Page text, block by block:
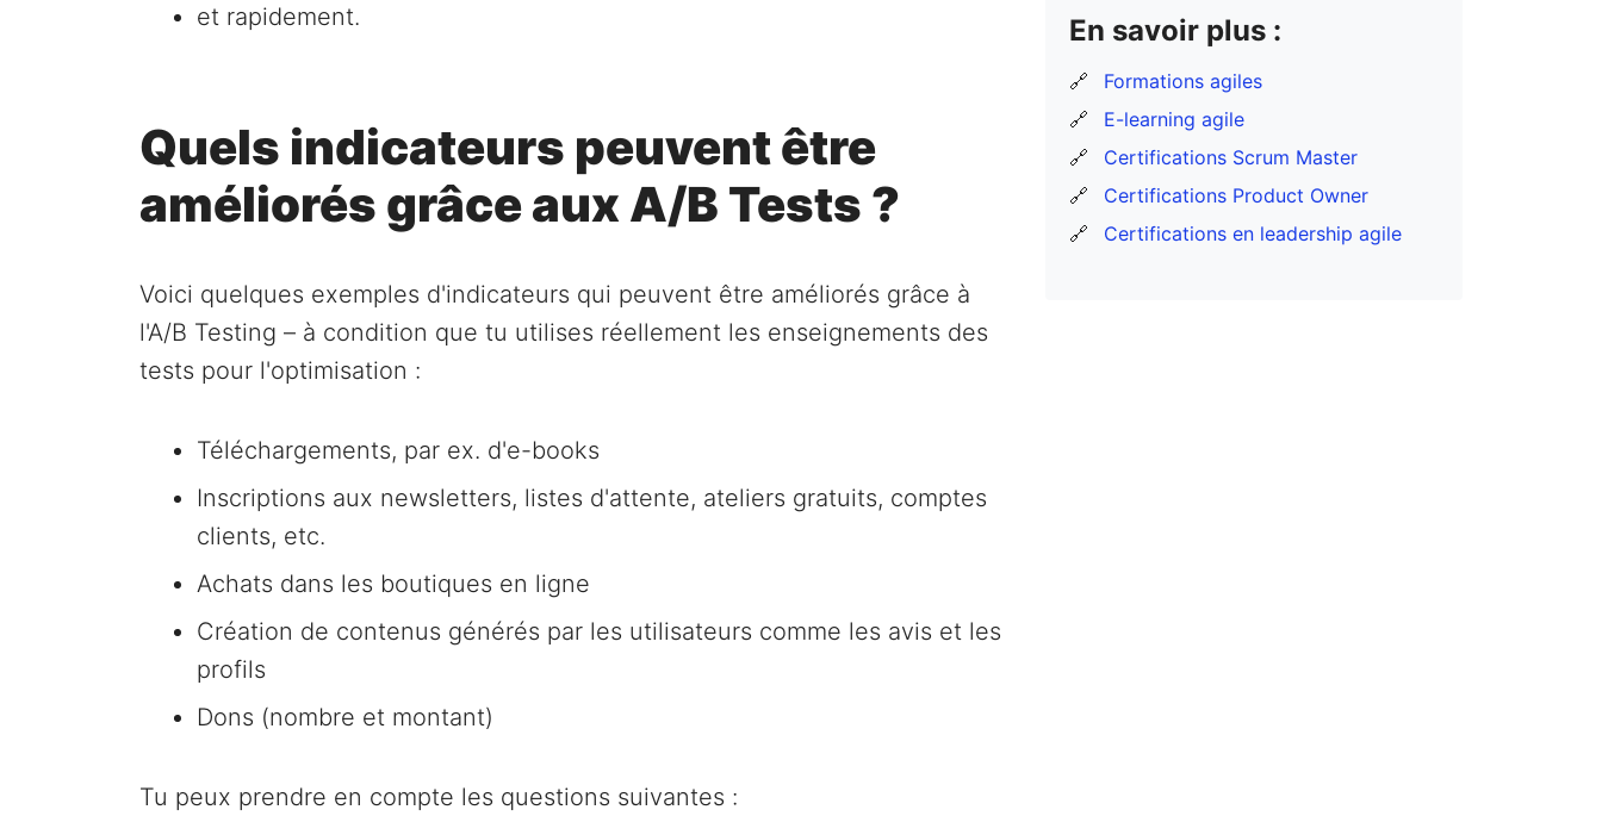
et rapidement.
Quels indicateurs peuvent être
améliorés grâce aux A/B Tests ?
Voici quelques exemples d'indicateurs qui peuvent être améliorés grâce à
l'A/B Testing – à condition que tu utilises réellement les enseignements des
tests pour l'optimisation :
Téléchargements, par ex. d'e-books
Inscriptions aux newsletters, listes d'attente, ateliers gratuits, comptes
clients, etc.
Achats dans les boutiques en ligne
Création de contenus générés par les utilisateurs comme les avis et les
profils
Dons (nombre et montant)
Tu peux prendre en compte les questions suivantes :
En savoir plus :
🔗
Formations agiles
🔗
E-learning agile
🔗
Certifications Scrum Master
🔗
Certifications Product Owner
🔗
Certifications en leadership agile